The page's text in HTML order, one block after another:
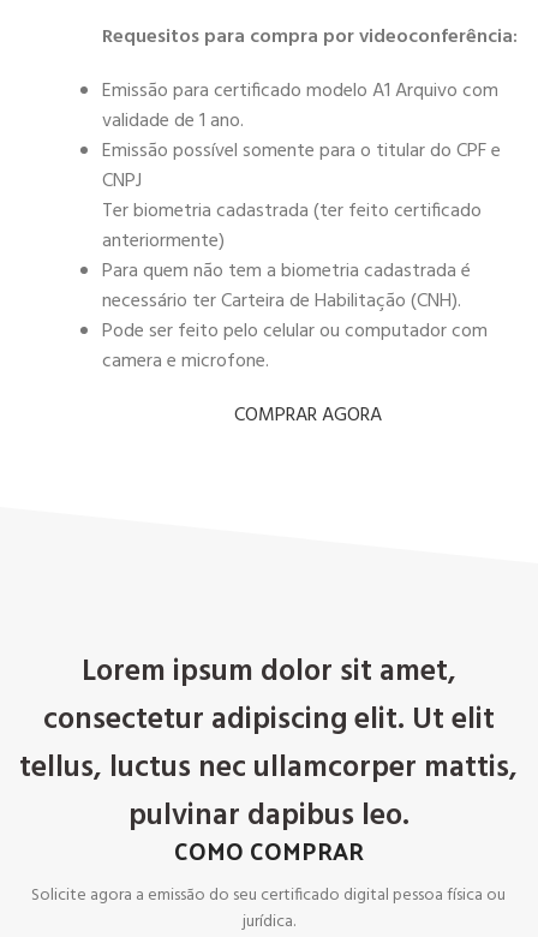
Requesitos para compra por videoconferência:
Emissão para certificado modelo A1 Arquivo com
validade de 1 ano.
Emissão possível somente para o titular do CPF e
CNPJ
Ter biometria cadastrada (ter feito certificado
anteriormente)
Para quem não tem a biometria cadastrada é
necessário ter Carteira de Habilitação (CNH).
Pode ser feito pelo celular ou computador com
camera e microfone.
COMPRAR AGORA
Lorem ipsum dolor sit amet,
consectetur adipiscing elit. Ut elit
tellus, luctus nec ullamcorper mattis,
pulvinar dapibus leo.
COMO COMPRAR
Solicite agora a emissão do seu certificado digital pessoa física ou
jurídica.